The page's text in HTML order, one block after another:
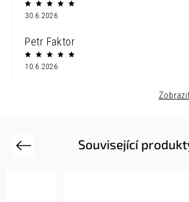
30.6.2026
Petr Faktor
10.6.2026
Související
Previous